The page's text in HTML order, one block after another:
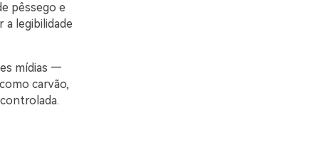
pêssego e
legibilidade
mídias —
carvão,